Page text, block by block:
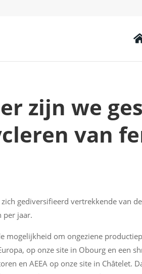
zijn we
van
gediversifieerd vertrekkende van
per jaar.
mogelijkheid om ongeziene
op onze site in Obourg en een
en AEEA op onze site in Châtelet.